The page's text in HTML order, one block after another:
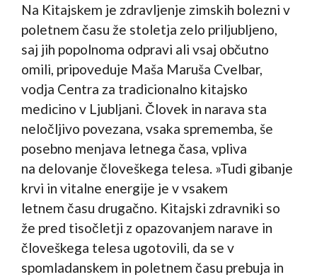
Na Kitajskem je zdravljenje zimskih bolezni v
poletnem času že stoletja zelo priljubljeno,
saj jih popolnoma odpravi ali vsaj občutno
omili, pripoveduje Maša Maruša Cvelbar,
vodja Centra za tradicionalno kitajsko
medicino v Ljubljani. Človek in narava sta
neločljivo povezana, vsaka sprememba, še
posebno menjava letnega časa, vpliva
na delovanje človeškega telesa. »Tudi gibanje
krvi in vitalne energije je v vsakem
letnem času drugačno. Kitajski zdravniki so
že pred tisočletji z opazovanjem narave in
človeškega telesa ugotovili, da se v
spomladanskem in poletnem času prebuja in